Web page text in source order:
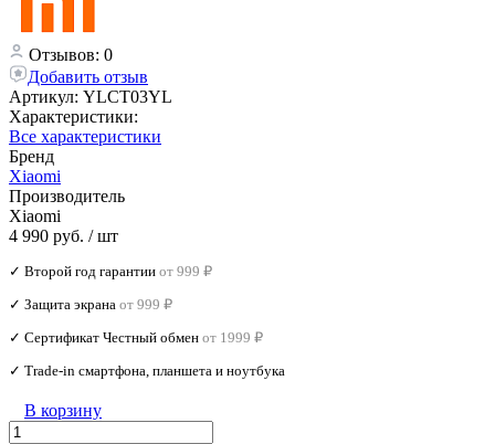
Отзывов: 0
Добавить отзыв
Артикул: YLCT03YL
Характеристики:
Все характеристики
Бренд
Xiaomi
Производитель
Xiaomi
4 990 руб. / шт
✓ Второй год гарантии от 999 ₽
✓ Защита экрана от 999 ₽
✓ Сертификат Честный обмен от 1999 ₽
✓ Trade‑in смартфона, планшета и ноутбука
В корзину